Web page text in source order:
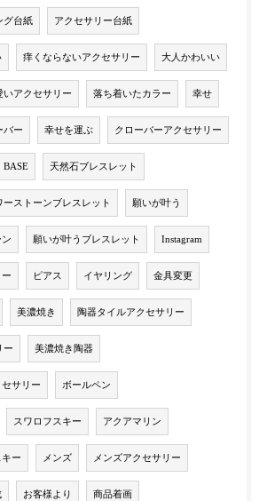
グ台紙 アクセサリー台紙
痒くならないアクセサリー 大人かわいい
いアクセサリー 落ち着いたカラー 幸せ
バー 幸せを運ぶ クローバーアクセサリー
BASE 天然石ブレスレット
ーストーンブレスレット 願いが叶う
願いが叶うブレスレット Instagram
ピアス イヤリング 金具変更
美濃焼き 陶器タイルアクセサリー
ー 美濃焼き陶器
サリー ボールペン
スワロフスキー アクアマリン
ー メンズ メンズアクセサリー
お客様より 商品着画